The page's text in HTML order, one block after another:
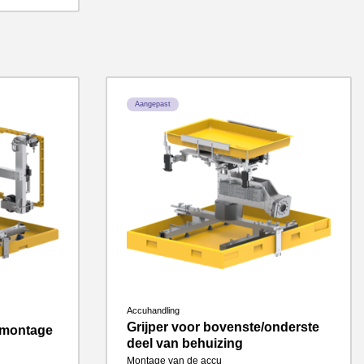
Aangepast
Accuhandling
Grijper voor bovenste/onderste
deel van behuizing
Montage van de accu